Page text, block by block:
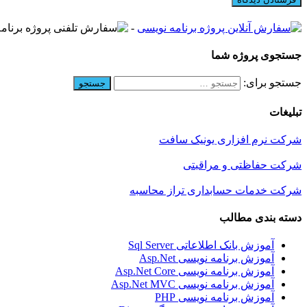
-
جستجوی پروژه شما
جستجو برای:
تبلیغات
شرکت نرم افزاری یونیک سافت
شرکت حفاظتی و مراقبتی
شرکت خدمات حسابداری تراز محاسبه
دسته بندی مطالب
آموزش بانک اطلاعاتی Sql Server
آموزش برنامه نویسی Asp.Net
آموزش برنامه نویسی Asp.Net Core
آموزش برنامه نویسی Asp.Net MVC
آموزش برنامه نویسی PHP